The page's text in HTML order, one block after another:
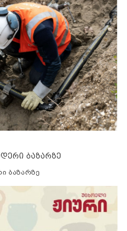
ბაზარზე
ბაზარზე